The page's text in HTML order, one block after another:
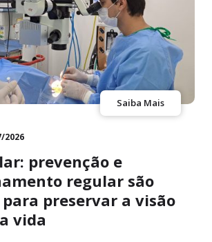
Saiba Mais
2026
prevenção e
regular são
preservar a visão
vida